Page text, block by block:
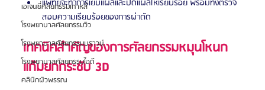
เอเจนซี่ศัลยกรรมเกาหลี
โรงพยาบาลศัลยกรรมวิว
โรงพยาบาลศัลยกรรมบราวน์
โรงพยาบาลศัลยกรรมไอดี
คลินิกผิวพรรณ
แพทย์จะทำการเย็บแผลและปิดแผลให้เรียบร้อย พร้อมทั้งตรวจ
สอบความเรียบร้อยของการผ่าตัด
เทคนิคสำคัญของการศัลยกรรมหมุนโหนก
แก้มยกกระชับ 3D